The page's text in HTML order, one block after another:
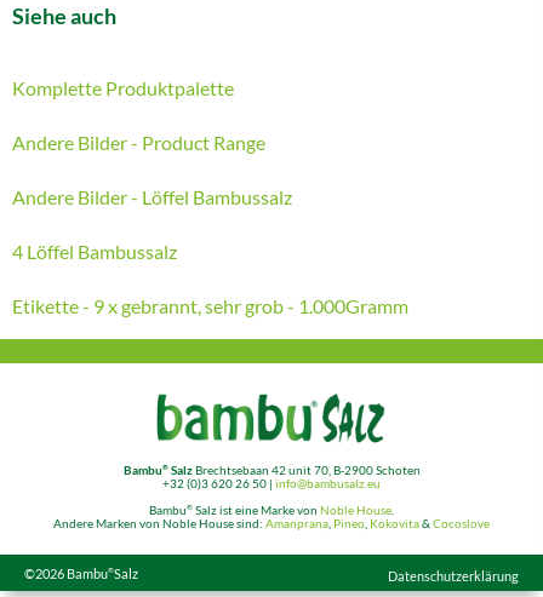
Siehe auch
Komplette Produktpalette
Andere Bilder - Product Range
Andere Bilder - Löffel Bambussalz
4 Löffel Bambussalz
Etikette - 9 x gebrannt, sehr grob - 1.000Gramm
Bambu®SalzBrechtsebaan 42 unit 70, B-2900 Schoten
+32 (0)3 620 26 50 | info@bambusalz.eu
Bambu® Salz ist eine Marke von Noble House.
Andere Marken von Noble House sind: Amanprana, Pineo, Kokovita&Cocoslove
©2026 Bambu®Salz Datenschutzerklärung